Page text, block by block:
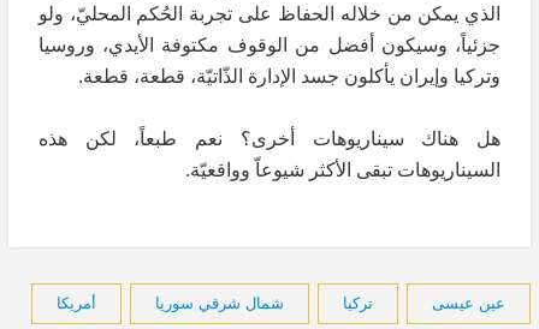
الذي يمكن من خلاله الحفاظ على تجربة الحُكم المحليّ، ولو
جزئياً، وسيكون أفضل من الوقوف مكتوفة الأيدي، وروسيا
وتركيا وإيران يأكلون جسد الإدارة الذّاتيّة، قطعة، قطعة.
هل هناك سيناريوهات أخرى؟ نعم طبعاً، لكن هذه
السيناريوهات تبقى الأكثر شيوعاّ وواقعيّة.
عين عيسى تركيا شمال شرقي سوريا أمريكا